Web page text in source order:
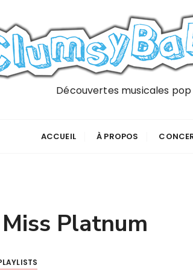
Découvertes musicales
ACCUEIL À PROPOS
Miss Platnum